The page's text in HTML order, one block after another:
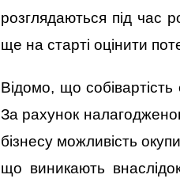
розглядаються під час
ще на старті оцінити
Відомо, що
За рахунок
бізнесу можливість
що виникають